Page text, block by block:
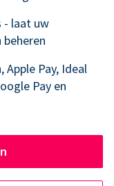
- laat uw
Pay, Ideal
Pay en